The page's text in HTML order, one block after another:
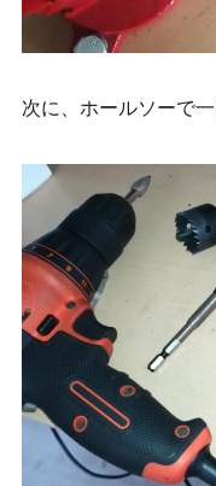
次に、ホールソーで